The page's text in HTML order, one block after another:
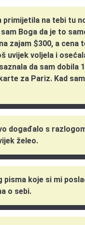
primijetila na tebi tu
Boga da je to
zajam $300, a cena
uvijek voljela i
da sam dobila
za Pariz. Kad
događalo s
želeo.
pisma koje si mi
o sebi.